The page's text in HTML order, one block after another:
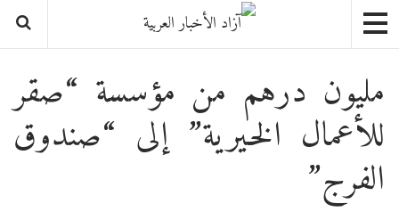
مليون درهم من مؤسسة “صقر
للأعمال الخيرية” إلى “صندوق
الفرج”